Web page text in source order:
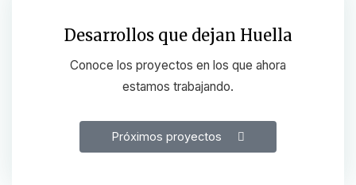
Desarrollos que dejan Huella
Conoce los proyectos en los que ahora
estamos trabajando.
Próximos proyectos